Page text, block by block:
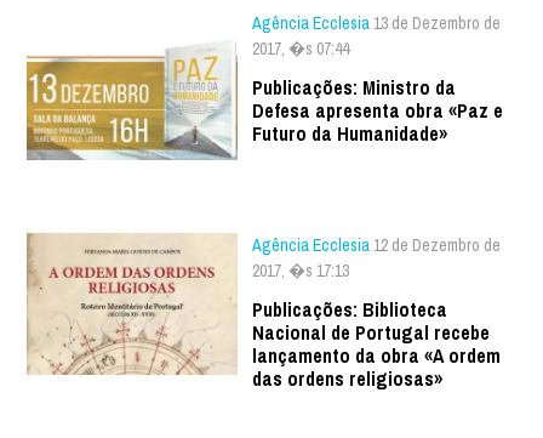
Agência Ecclesia 13 de Dezembro de
2017, �s 07:44
Publicações: Ministro da
Defesa apresenta obra «Paz e
Futuro da Humanidade»
Agência Ecclesia 12 de Dezembro de
2017, �s 17:13
Publicações: Biblioteca
Nacional de Portugal recebe
lançamento da obra «A ordem
das ordens religiosas»